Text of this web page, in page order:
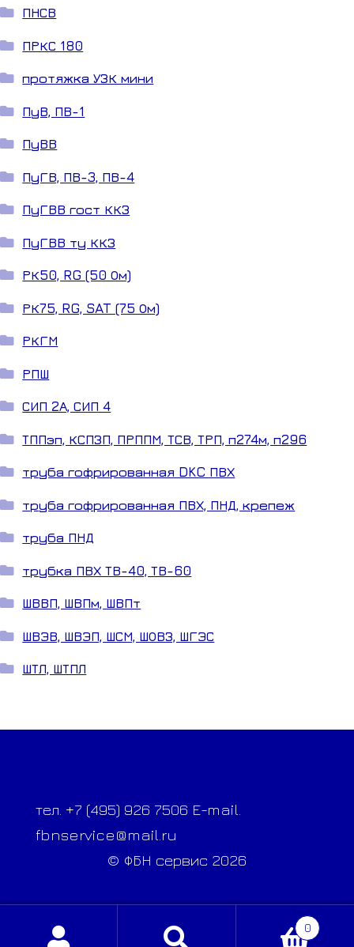
ПНСВ
ПРКС 180
протяжка УЗК мини
ПуВ, ПВ-1
ПуВВ
ПуГВ, ПВ-3, ПВ-4
ПуГВВ гост ККЗ
ПуГВВ ту ККЗ
РК50, RG (50 Ом)
РК75, RG, SAT (75 Ом)
РКГМ
РПШ
СИП 2А, СИП 4
ТППэп, КСПЗП, ПРППМ, ТСВ, ТРП, п274м, п296
труба гофрированная DKC ПВХ
труба гофрированная ПВХ, ПНД, крепеж
труба ПНД
трубка ПВХ ТВ-40, ТВ-60
ШВВП, ШВПм, ШВПт
ШВЭВ, ШВЭП, ШСМ, ШОВЗ, ШГЭС
ШТЛ, ШТПЛ
тел. +7 (495) 926 7506 E-mail.
fbnservice@mail.ru
© ФБН сервис 2026
0